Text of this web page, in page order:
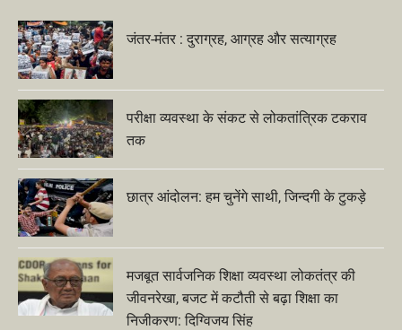
जंतर-मंतर : दुराग्रह, आग्रह और सत्याग्रह
परीक्षा व्यवस्था के संकट से लोकतांत्रिक टकराव
तक
छात्र आंदोलन: हम चुनेंगे साथी, जिन्दगी के टुकड़े
मजबूत सार्वजनिक शिक्षा व्यवस्था लोकतंत्र की
जीवनरेखा, बजट में कटौती से बढ़ा शिक्षा का
निजीकरण: दिग्विजय सिंह